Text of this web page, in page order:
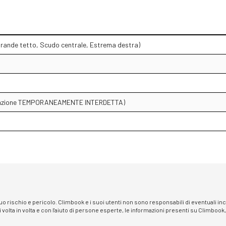
tetto, Scudo centrale, Estrema destra)
TEMPORANEAMENTE INTERDETTA)
rischio e pericolo. Climbook e i suoi utenti non sono responsabili di eventuali
in volta e con l'aiuto di persone esperte, le informazioni presenti su